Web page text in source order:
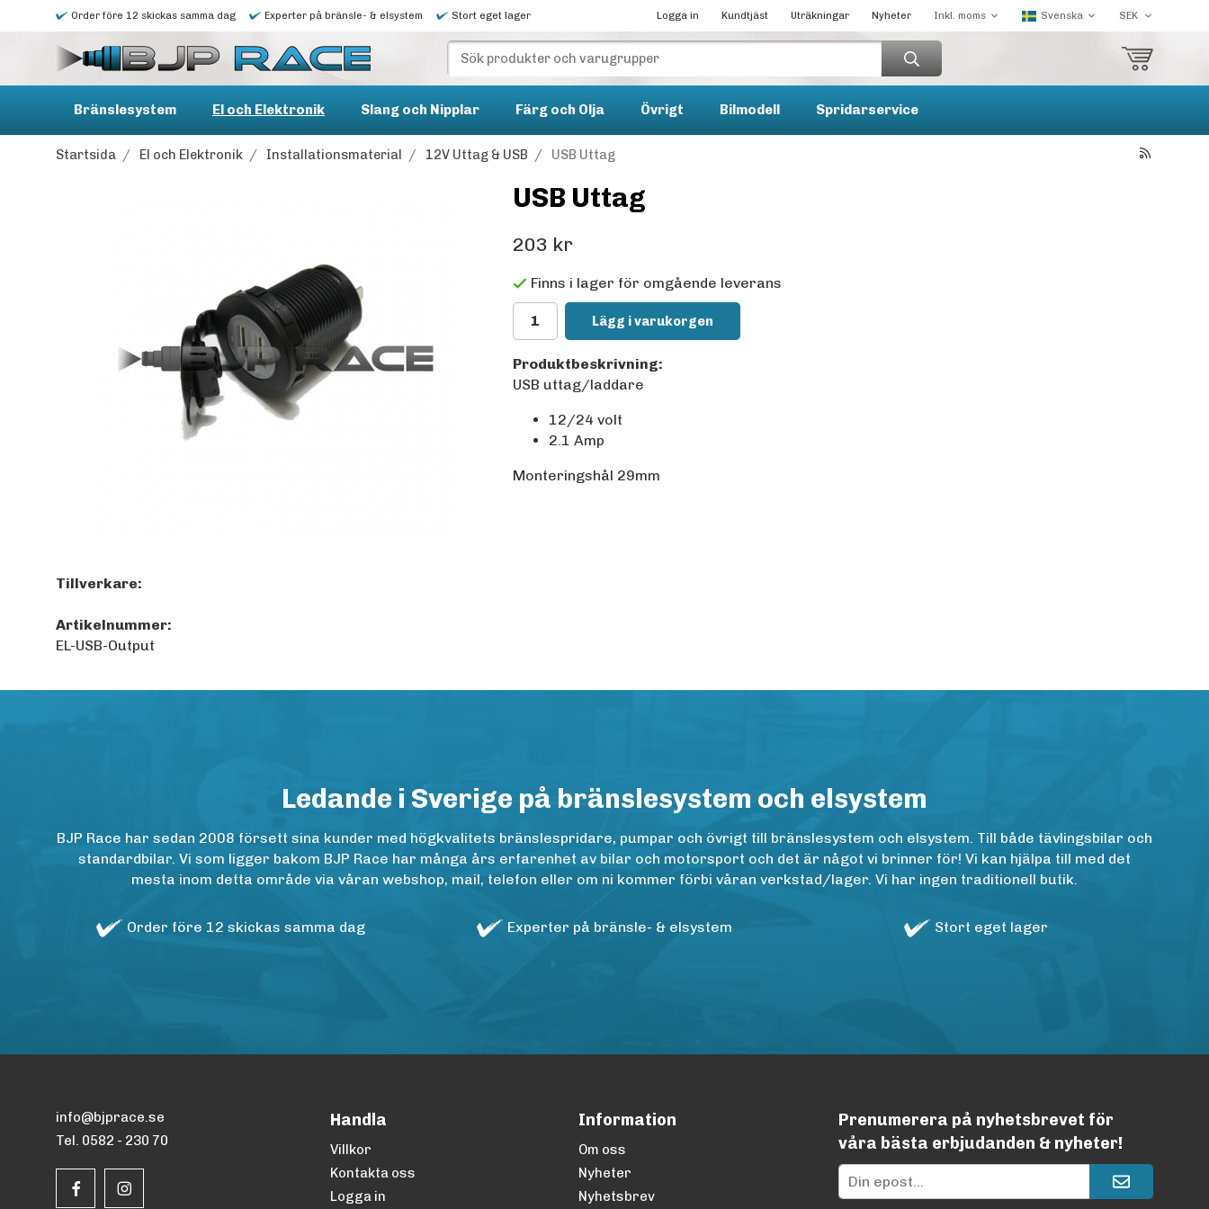
Order före 12 skickas samma dag Experter på bränsle- & elsystem Stort eget lager Logga in Kundtjäst Uträkningar Nyheter
Bränslesystem El och Elektronik Slang och Nipplar Färg och Olja Övrigt Bilmodell Spridarservice
Startsida / El och Elektronik / Installationsmaterial / 12V Uttag & USB / USB Uttag
USB Uttag
203 kr
Finns i lager för omgående leverans
Lägg i varukorgen
Produktbeskrivning:
USB uttag/laddare
12/24 volt
2.1 Amp
Monteringshål 29mm
Tillverkare:
Artikelnummer:
EL-USB-Output
Ledande i Sverige på bränslesystem och elsystem
BJP Race har sedan 2008 försett sina kunder med högkvalitets bränslespridare, pumpar och övrigt till bränslesystem och elsystem. Till både tävlingsbilar och
standardbilar. Vi som ligger bakom BJP Race har många års erfarenhet av bilar och motorsport och det är något vi brinner för! Vi kan hjälpa till med det
mesta inom detta område via våran webshop, mail, telefon eller om ni kommer förbi våran verkstad/lager. Vi har ingen traditionell butik.
Order före 12 skickas samma dag Experter på bränsle- & elsystem Stort eget lager
info@bjprace.se
Tel. 0582 - 230 70
Handla
Villkor
Kontakta oss
Logga in
Information
Om oss
Nyheter
Nyhetsbrev
Prenumerera på nyhetsbrevet för
våra bästa erbjudanden & nyheter!